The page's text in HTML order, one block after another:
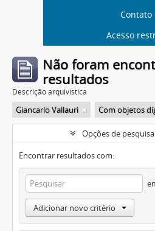
Contato
Acesso
Não foram
resultados
Descrição arquivística
Giancarlo Vallauri Com objetos
Opções de
Encontrar resultados com:
Adicionar novo critério